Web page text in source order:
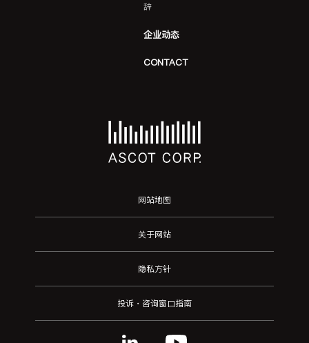
辞
企业动态
CONTACT
网站地图
关于网站
隐私方针
投诉・咨询窗口指南